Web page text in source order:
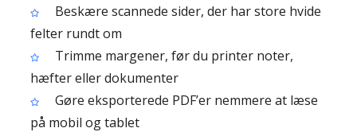
Beskære scannede sider, der har store hvide
felter rundt om
Trimme margener, før du printer noter,
hæfter eller dokumenter
Gøre eksporterede PDF’er nemmere at læse
på mobil og tablet